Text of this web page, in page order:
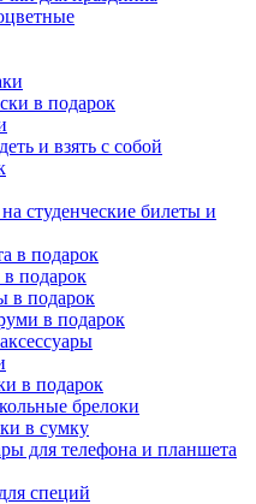
в подарок
и взять с собой
студенческие билеты и
в подарок
подарок
в подарок
в подарок
в подарок
брелоки
в сумку
для телефона и планшета
специй